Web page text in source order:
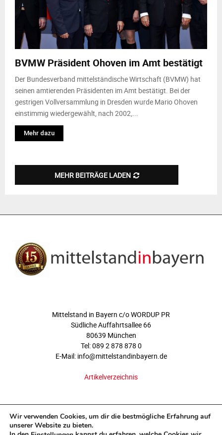
BVMW Präsident Ohoven im Amt bestätigt
Der Bundesverband mittelständische Wirtschaft (BVMW) hat
seinen amtierenden Präsidenten im Amt bestätigt. Bei der
gestrigen Vollversammlung in Dresden wurde Mario Ohoven
einstimmig wiedergewählt, nach 2002,...
Mehr dazu
MEHR BEITRÄGE LADEN
Mittelstand in Bayern c/o WORDUP PR
Südliche Auffahrtsallee 66
80639 München
Tel: 089 2 878 878 0
E-Mail: info@mittelstandinbayern.de
Artikelverzeichnis
Wir verwenden Cookies, um dir die bestmögliche Erfahrung auf
unserer Website zu bieten.